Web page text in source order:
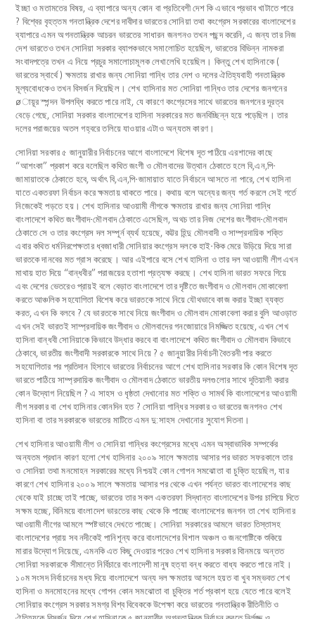
ইচ্ছা ও মতামতের বিষয়, এ ব্যাপারে অন্য কোন বা প্রতিবেশী দেশ কি এভাবে প্রভাব খাটাতে পারে
? বিশ্বের বৃহত্তম গনতান্ত্রিক দেশের দাবীদার ভারতের সোনিয়া তথা কংগ্রেস সরকারের বাংলাদেশের
ব্যাপারে এমন অগনতান্ত্রিক আচরন ভারতের সাধারন জনগনও তখন পছন্দ করেনি, এ জন্য তার নিজ
দেশ ভারতেও তখন সোনিয়া সরকার ব্যাপকভাবে সমালোচিত হয়েছিল, ভারতের বিভিন্ন নামকরা
সংবাদপত্রে তখন এ নিয়ে প্রচুর সমালোচামূলক লেখালেখি হয়েছিল। কিন্তু শেখ হাসিনাকে (
ভারতের স্বার্থে ) ক্ষমতায় রাখার জন্য সোনিয়া গান্ধি তার দেশ ও দলের ঐতিহ্যবাহী গনতান্ত্রিক
মূল্যবোধকেও তখন বিসর্জন দিয়েছিল। শেখ হাসিনার মত সোনিয়া গান্ধিও তার দেশের জনগনের
øায়ূর স্পন্দন উপলব্ধি করতে পারে নাই, যে কারণে কংগ্রেসের সাথে ভারতের জনগনের দূরত্ব
বেড়ে গেছে, সোনিয়া সরকার বাংলাদেশের হাসিনা সরকারের মত জনবিচ্ছিন্ন হয়ে পড়েছিল। তার
দলের পরাজয়ের অতল গহ্বরে তলিয়ে যাওয়ার এটাও অন্যতম কারণ।
সোনিয়া সরকার ৫ জানুয়ারীর নির্বাচনের আগে বাংলাদেশে বিশেষ দূত পাঠিয়ে এরশাদের কাছে
“আশংকা” প্রকাশ করে বলেছিল কথিত জংগী ও মৌলবাদের উত্থান ঠেকাতে হলে বি,এন,পি-
জামায়াতকে ঠেকাতে হবে, অর্থাৎ বি,এন,পি-জামায়াত যাতে নির্বাচনে আসতে না পারে, শেখ হাসিনা
যাতে একতরফা নির্বাচন করে ক্ষমতায় থাকতে পারে। কথায় বলে অন্যের জন্য গর্ত করলে সেই গর্তে
নিজেকেই পড়তে হয়। শেখ হাসিনার আওয়ামী লীগকে ক্ষমতায় রাখার জন্য সোনিয়া গান্ধি
বাংলাদেশে কথিত জংগীবাদ-মৌলবাদ ঠেকাতে এসেছিল, অথচ তার নিজ দেশের জংগীবাদ-মৌলবাদ
ঠেকাতে সে ও তার কংগ্রেস দল সম্পূর্ন ব্যর্থ হয়েছে, কট্টর হিন্দু মৌলবাদী ও সাম্প্রদায়িক শক্তি
এবার কথিত ধর্মনিরপেক্ষতার ধ্বজাধারী সোনিয়ার কংগ্রেস দলকে হাই-কিক মেরে উড়িয়ে দিয়ে সারা
ভারতকে দানবের মত গ্রাস করেছে। আর এইপারে বসে শেখ হাসিনা ও তার দল আওয়ামী লীগ এখন
মাথায় হাত দিয়ে “বান্ধবীর” পরাজয়ের হতাশা প্রত্যক্ষ করছে। শেখ হাসিনা ভারত সফরে গিয়ে
এবং দেশের ভেতরেও প্রায়ই বলে বেড়াত বাংলাদেশে তার দৃষ্টিতে জংগীবাদ ও মৌলবাদ মোকাবেলা
করতে আঞ্চলিক সহযোগিতা বিশেষ করে ভারতকে সাথে নিয়ে যৌথভাবে কাজ করার ইচ্ছা ব্যক্ত
করত, এখন কি বলবে ? যে ভারতকে সাথে নিয়ে জংগীবাদ ও মৌলবাদ মোকাবেলা করার বুলি আওড়াত
এখন সেই ভারতই সাম্প্রদায়িক জংগীবাদ ও মৌলবাদের গনজোয়ারে নিমজ্জিত হয়েছে, এখন শেখ
হাসিনা বান্ধবী সোনিয়াকে কিভাবে উদ্ধার করবে বা বাংলাদেশে কথিত জংগীবাদ ও মৌলবাদ কিভাবে
ঠেকাবে, ভারতীয় জংগীবাদী সরকারকে সাথে নিয়ে ? ৫ জানুয়ারীর নির্বাচনী বৈতরনী পার করতে
সহযোগিতার পর প্রতিদান হিসাবে ভারতের নির্বাচনের আগে শেখ হাসিনার সরকার কি কোন বিশেষ দূত
ভারতে পাঠিয়ে সাম্প্রদায়িক জংগীবাদ ও মৌলবাদ ঠেকাতে ভারতীয় দলগুলোর সাথে দূতিয়ালী করার
কোন উদ্যোগ নিয়েছিল ? এ সাহস ও ধৃষ্ঠতা দেখানোর মত শক্তি ও সামর্থ কি বাংলাদেশের আওয়ামী
লীগ সরকার বা শেখ হাসিনার কোনদিন হত ? সোনিয়া গান্ধির সরকার ও ভারতের জনগনও শেখ
হাসিনা বা তার সরকারকে ভারতের মাটিতে এমন দু:সাহস দেখানোর সুযোগ দিতনা।
শেখ হাসিনার আওয়ামী লীগ ও সোনিয়া গান্ধির কংগ্রেসের মধ্যে এমন অস্বাভাবিক সম্পর্কের
অন্যতম প্রধান কারণ হলো শেখ হাসিনার ২০০৯ সালে ক্ষমতায় আসার পর ভারত সফরকালে তার
ও সোনিয়া তথা মনমোহন সরকারের মধ্যে নিশ্চয়ই কোন গোপন সমঝোতা বা চুক্তি হয়েছিল, যার
কারণে শেখ হাসিনার ২০০৯ সালে ক্ষমতায় আসার পর থেকে এখন পর্যন্ত ভারত বাংলাদেশের কাছ
থেকে যাই চাচ্ছে তাই পাচ্ছে, ভারতের তার সকল একতরফা সিদ্ধান্ত বাংলাদেশের উপর চাপিয়ে দিতে
সক্ষম হচ্ছে, বিনিময়ে বাংলাদেশ ভারতের কাছ থেকে কি পাচ্ছে বাংলাদেশের জনগন তা শেখ হাসিনার
আওয়ামী লীগের আমলে স্পষ্টভাবে দেখতে পাচ্ছে। সোনিয়া সরকারের আমলে ভারত তিস্তাসহ
বাংলাদেশের প্রায় সব নদীকেই পানিশূন্য করে বাংলাদেশের বিশাল অঞ্চল ও জনগোষ্টিকে শুকিয়ে
মারার উদ্যোগ নিয়েছে, এমনকি এত কিছু দেওয়ার পরেও শেখ হাসিনার সরকার বিানময়ে অন্তত
সোনিয়া সরকারকে সীমান্তে নির্বিচারে বাংলাদেশী মানুষ হত্যা বন্ধ করতে বাধ্য করতে পারে নাই।
১০ম সংসদ নির্বাচনের মধ্য দিয়ে বাংলাদেশে অন্য দল ক্ষমতায় আসলে হয়ত বা খুব সম্ভবত শেখ
হাসিনা ও মনমোহনের মধ্যে গোপন কোন সমঝোতা বা চুক্তির শর্ত প্রকাশ হয়ে যেতে পারে বলেই
সোনিয়ার কংগ্রেস সরকার সমগ্র বিশ্ব বিবেককে উপেক্ষা করে ভারতের গনতান্ত্রিক রীতিনীতি ও